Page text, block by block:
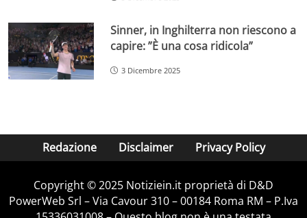
Sinner, in Inghilterra non riescono a
capire: ”È una cosa ridicola”
3 Dicembre 2025
Redazione Disclaimer Privacy Policy
Copyright © 2025 Notiziein.it proprietà di D&D
PowerWeb Srl – Via Cavour 310 – 00184 Roma RM – P.Iva